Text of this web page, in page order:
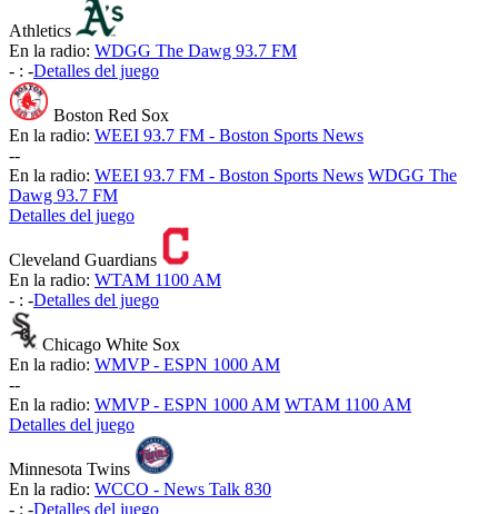
Athletics
En la radio: WDGG The Dawg 93.7 FM
- : -Detalles del juego
Boston Red Sox
En la radio: WEEI 93.7 FM - Boston Sports News
--
En la radio: WEEI 93.7 FM - Boston Sports News WDGG The
Dawg 93.7 FM
Detalles del juego
Cleveland Guardians
En la radio: WTAM 1100 AM
- : -Detalles del juego
Chicago White Sox
En la radio: WMVP - ESPN 1000 AM
--
En la radio: WMVP - ESPN 1000 AM WTAM 1100 AM
Detalles del juego
Minnesota Twins
En la radio: WCCO - News Talk 830
- : -Detalles del juego